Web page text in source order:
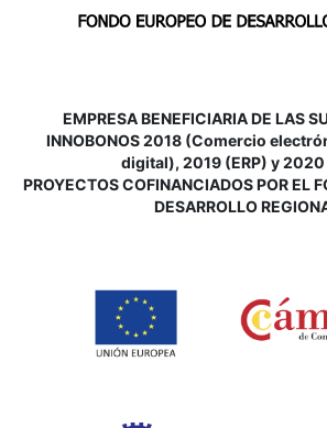
EMPRESA BENEFICIARIA DE LAS
INNOBONOS 2018 (Comercio
digital), 2019 (ERP) y 2020
PROYECTOS COFINANCIADOS POR EL
DESARROLLO